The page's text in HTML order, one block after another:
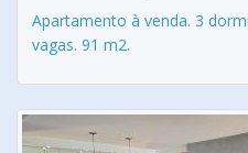
Apartamento à venda. 3
vagas. 91 m2.